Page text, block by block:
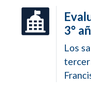
3°
Los
tercer